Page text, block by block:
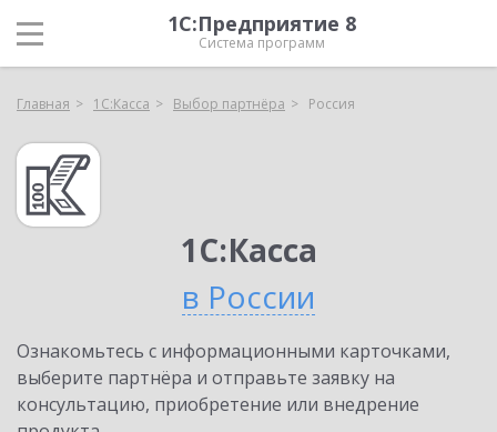
1С:Предприятие 8
Система программ
Главная 1С:Касса Выбор партнёра Россия
1С:Касса
в России
Ознакомьтесь с информационными карточками,
выберите партнёра и отправьте заявку на
консультацию, приобретение или внедрение